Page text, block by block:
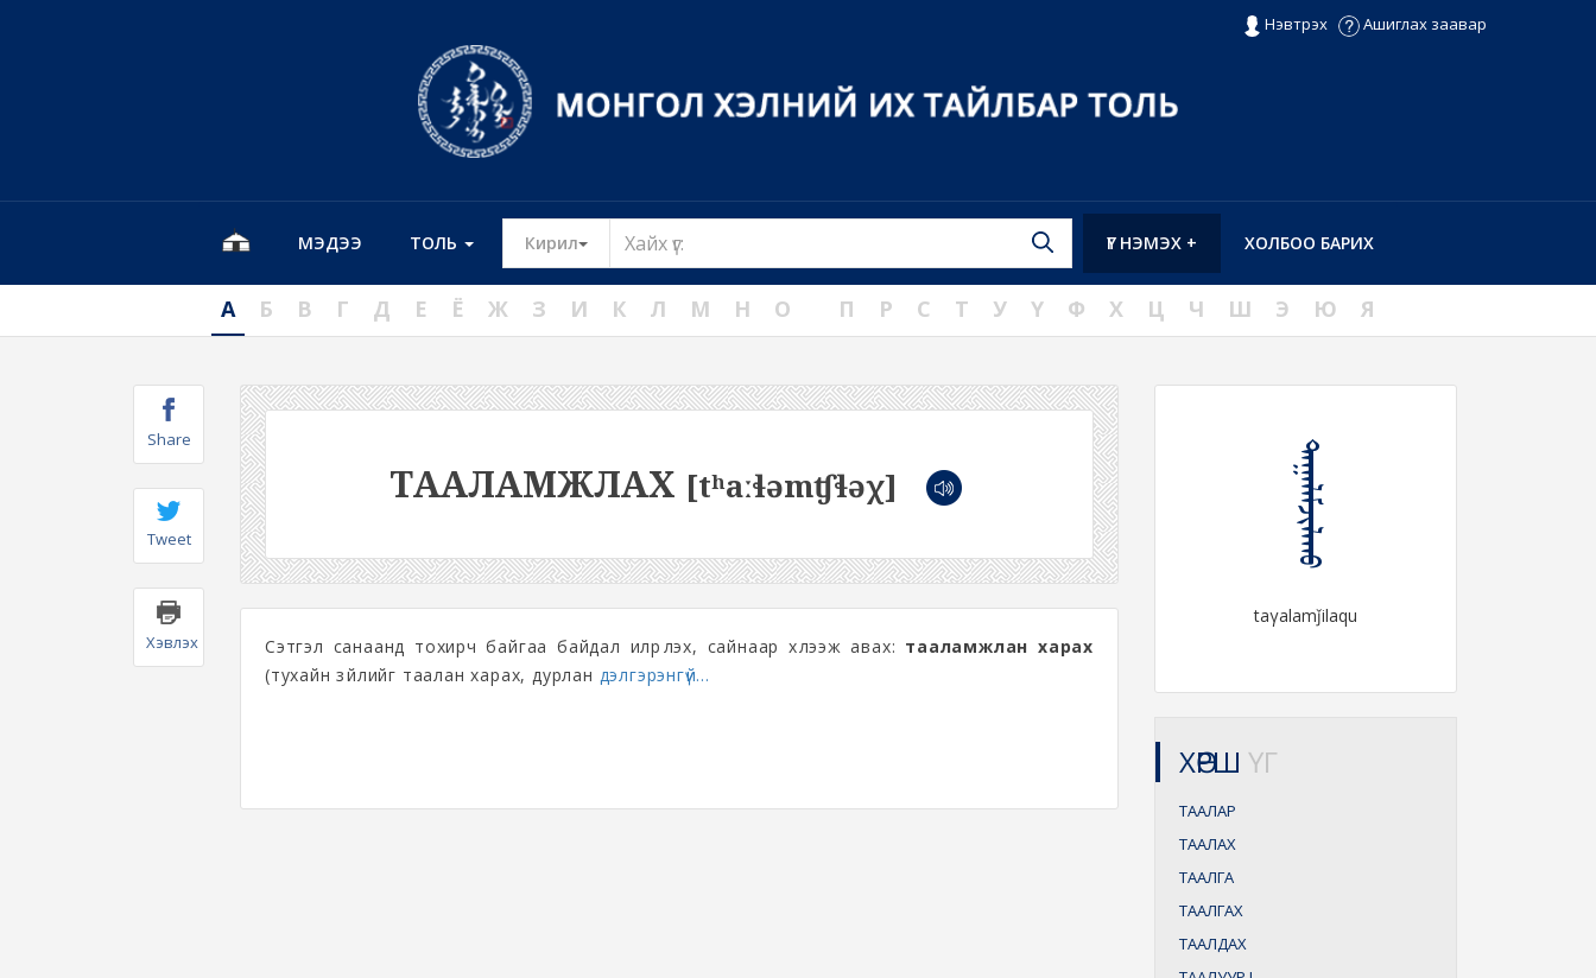
Нэвтрэх Ашиглах заавар
МЭДЭЭ ТОЛЬ Кирил Toggle Dropdown ХОЛБОО БАРИХ
ҮГ НЭМЭХ +
А Б В Г Д Е Ё Ж З И К Л М Н О П Р С Т У Ү Ф Х Ц Ч Ш Э Ю Я
Share
Tweet
Хэвлэх
ТААЛАМЖЛАХ [tʰaːɬəmʧɬəχ]
Сэтгэл санаанд тохирч байгаа байдал илрүүлэх, сайнаар хүлээж авах: тааламжлан харах
(тухайн зүйлийг таалан харах, дурлан дэлгэрэнгүй...
ᠲᠠᠭᠠᠯᠠᠮᠵᠢᠯᠠᠬᠤ
taγalamǰilaqu
ХӨРШ ҮГ
ТААЛАР
ТААЛАХ
ТААЛГА
ТААЛГАХ
ТААЛДАХ